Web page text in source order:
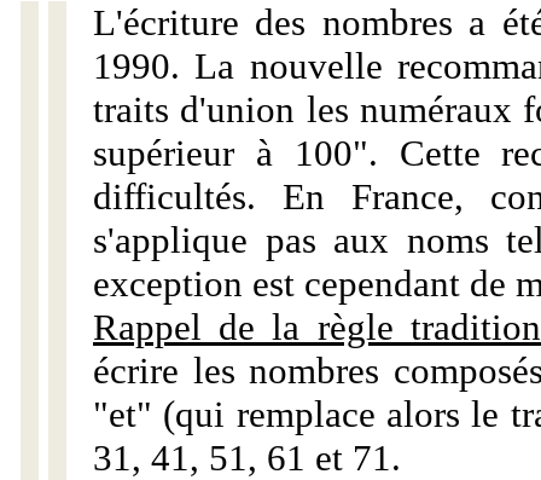
L'écriture des nombres a
1990. La nouvelle
traits d'union les numéraux
supérieur à 100". Cette
difficultés. En France,
s'applique pas aux noms
exception est cependant de
Rappel de la règle
écrire les nombres
"et" (qui remplace alors le
31, 41, 51, 61 et 71.